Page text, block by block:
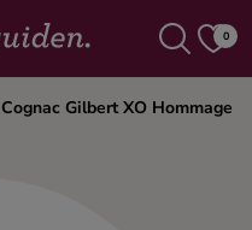
0
Cognac Gilbert XO Hommage